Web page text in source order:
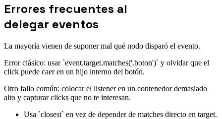
Errores frecuentes al
delegar eventos
La mayoría vienen de suponer mal qué nodo disparó el evento.
Error clásico: usar `event.target.matches('.boton')` y olvidar que el
click puede caer en un hijo interno del botón.
Otro fallo común: colocar el listener en un contenedor demasiado
alto y capturar clicks que no te interesan.
Usa `closest` en vez de depender de matches directo en target.